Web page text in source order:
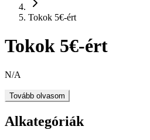
Tokok 5€-ért
Tokok 5€-ért
N/A
Tovább olvasom
Alkategóriák